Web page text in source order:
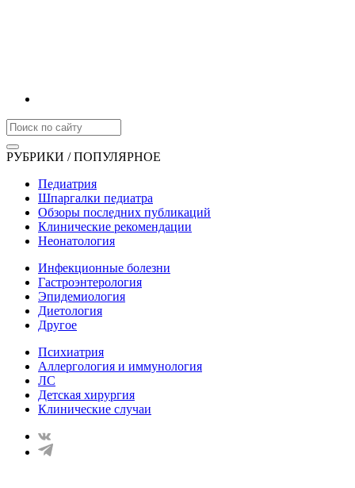
РУБРИКИ / ПОПУЛЯРНОЕ
Педиатрия
Шпаргалки педиатра
Обзоры последних публикаций
Клинические рекомендации
Неонатология
Инфекционные болезни
Гастроэнтерология
Эпидемиология
Диетология
Другое
Психиатрия
Аллергология и иммунология
ЛС
Детская хирургия
Клинические случаи